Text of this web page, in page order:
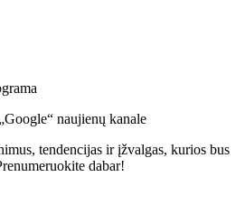
naujienų kanale
tendencijas ir įžvalgas, kurios bus
dabar!